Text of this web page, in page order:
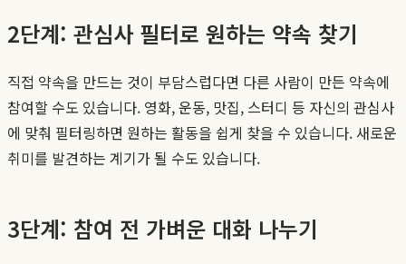
2단계: 관심사 필터로 원하는 약속 찾기
직접 약속을 만드는 것이 부담스럽다면 다른 사람이 만든 약속에
참여할 수도 있습니다. 영화, 운동, 맛집, 스터디 등 자신의 관심사
에 맞춰 필터링하면 원하는 활동을 쉽게 찾을 수 있습니다. 새로운
취미를 발견하는 계기가 될 수도 있습니다.
3단계: 참여 전 가벼운 대화 나누기